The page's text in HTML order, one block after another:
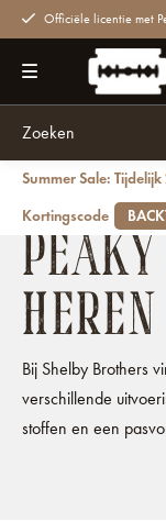
Officiële licentie met
Summer Sale:
Kortingscode
Bij Shelby Brothers
verschillende
stoffen en een